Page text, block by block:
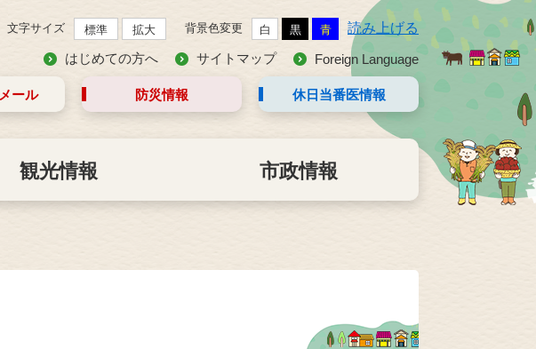
文字サイズ 標準 拡大 背景色変更 白 黒 青 読み上げる
はじめての方へ サイトマップ Foreign Language
メール 防災情報 休日当番医情報
観光情報 市政情報